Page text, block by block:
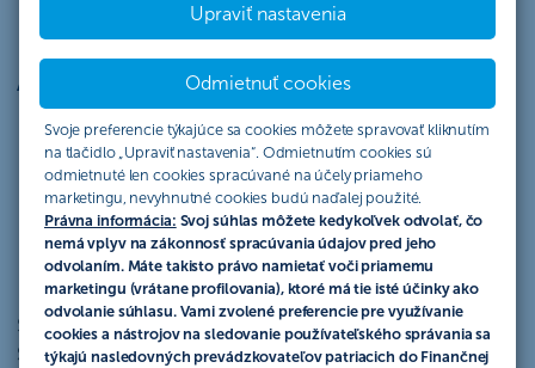
Upraviť nastavenia
Odmietnuť cookies
Svoje preferencie týkajúce sa cookies môžete spravovať kliknutím
na tlačidlo „Upraviť nastavenia“. Odmietnutím cookies sú
odmietnuté len cookies spracúvané na účely priameho
marketingu, nevyhnutné cookies budú naďalej použité.
Právna informácia: Svoj súhlas môžete kedykoľvek odvolať, čo
nemá vplyv na zákonnosť spracúvania údajov pred jeho
odvolaním. Máte takisto právo namietať voči priamemu
marketingu (vrátane profilovania), ktoré má tie isté účinky ako
odvolanie súhlasu. Vami zvolené preferencie pre využívanie
cookies a nástrojov na sledovanie používateľského správania sa
týkajú nasledovných prevádzkovateľov patriacich do Finančnej
Ako funguje SmartKredit?
SmartKredit je odmena v hodnote 20 EUR pre
klientov, ktorí naplno využívajú bežný účet a aplikáciu
od ČSOB
Zistiť viac o podmienkach
SmartKredit na vás čaká v aplikácii ČSOB SmartBanking
Stačí sa prihlásiť a odmena sa vám zobrazí priamo na